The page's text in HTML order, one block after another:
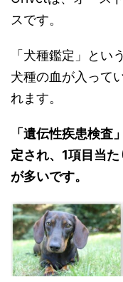
スです。
「犬種鑑定」とい
犬種の血が入って
れます。
「遺伝性疾患検査
定され、1項目当
が多いです。